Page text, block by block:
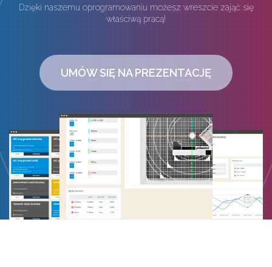
Dzięki naszemu oprogramowaniu możesz wreszcie zająć się
właściwą pracą!
UMÓW SIĘ NA PREZENTACJĘ